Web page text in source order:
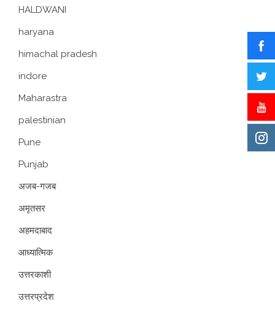
HALDWANI
haryana
himachal pradesh
indore
Maharastra
palestinian
Pune
Punjab
अजब-गजब
अमृतसर
अहमदाबाद
आध्यात्मिक
उत्तरकाशी
उत्तरप्रदेश